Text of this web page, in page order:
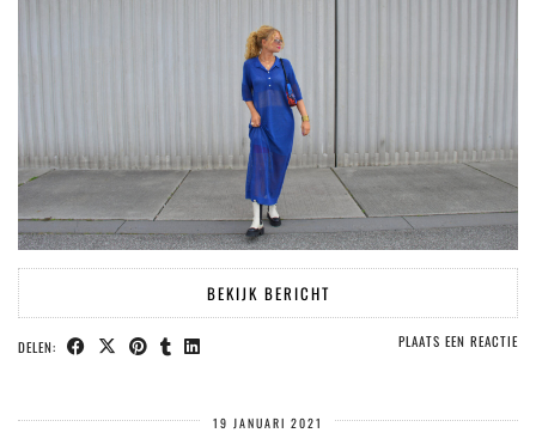
BEKIJK BERICHT
DELEN: PLAATS EEN REACTIE
19 JANUARI 2021